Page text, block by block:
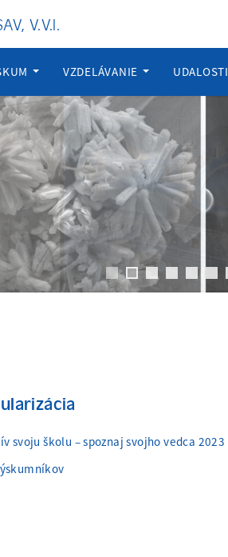
V.V.I.
VZDELÁVANIE UDALOSTI
svoju školu – spoznaj svojho vedca 2023